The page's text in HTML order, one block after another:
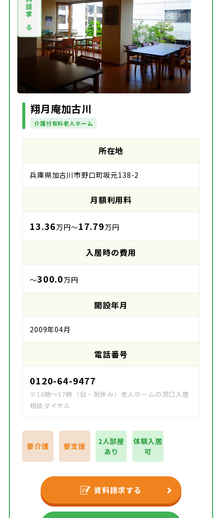
資料請求する
翔月庵加古川
介護付有料老人ホーム
所在地
兵庫県加古川市野口町坂元138-2
月額利用料
13.36万円～17.79万円
入居時の費用
～300.0万円
開設年月
2009年04月
電話番号
0120-64-9477
※10時～17時（日・祝休み）老人ホームの窓口入居
相談ダイヤル
要介護 要支援
2人部屋
あり
体験入居
可
資料請求する